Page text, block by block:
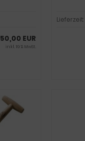
50,00 EUR
inkl. 19 % MwSt.
Lieferzeit: